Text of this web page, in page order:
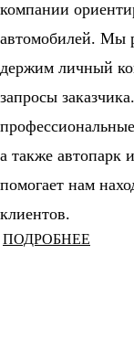
компании
автомобилей. Мы
держим личный
запросы
а также автопарк
помогает нам
клиентов.
ПОДРОБНЕЕ